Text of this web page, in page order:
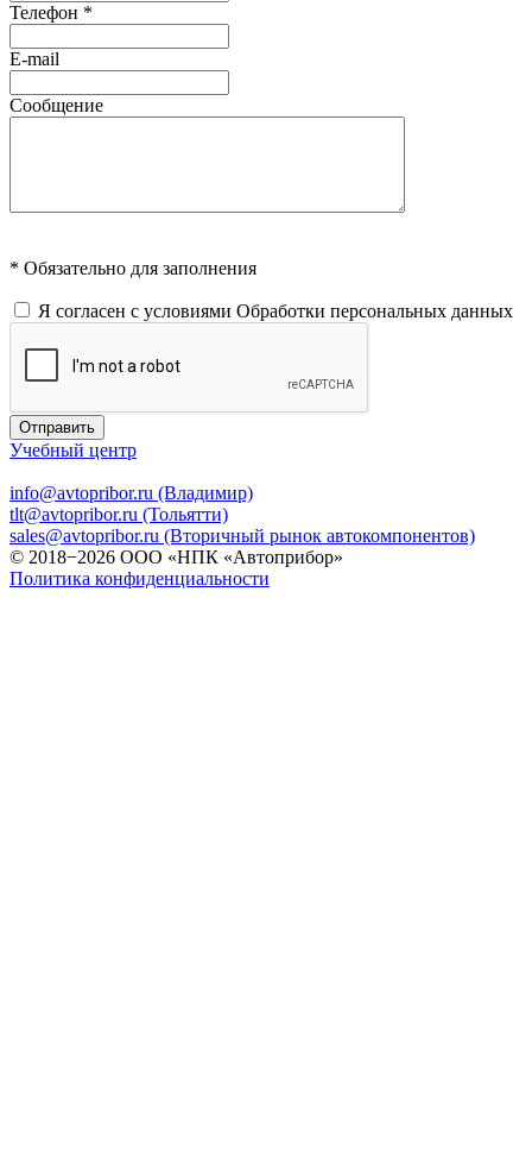
Телефон *
E-mail
Сообщение
* Обязательно для заполнения
Я согласен с условиями Обработки персональных данных
Отправить
Учебный центр
info@avtopribor.ru (Владимир)
tlt@avtopribor.ru (Тольятти)
sales@avtopribor.ru (Вторичный рынок автокомпонентов)
© 2018−2026 ООО «НПК «Автоприбор»
Политика конфиденциальности